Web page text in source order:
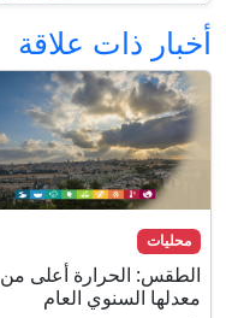
أخبار ذات علاقة
محليات
الطقس: الحرارة أعلى من
معدلها السنوي العام